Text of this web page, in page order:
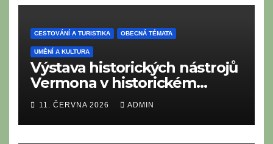
CESTOVÁNÍ A TURISTIKA OBECNÁ TÉMATA
UMĚNÍ A KULTURA
Výstava historických nástrojů
Vermona v historickém
Profen Festival Hall
11. ČERVNA 2026 ADMIN